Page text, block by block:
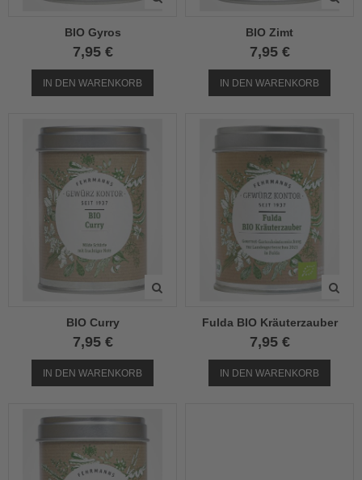
BIO Gyros
7,95 €
IN DEN WARENKORB
BIO Zimt
7,95 €
IN DEN WARENKORB
BIO Curry
7,95 €
IN DEN WARENKORB
Fulda BIO Kräuterzauber
7,95 €
IN DEN WARENKORB